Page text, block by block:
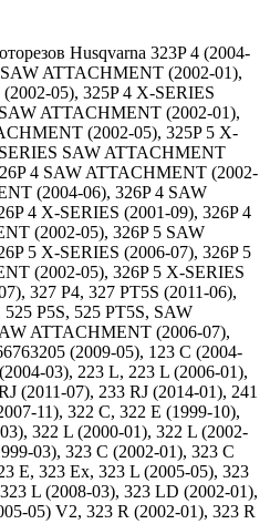
Husqvarna 323P 4 (2004-
ATTACHMENT (2002-01),
05), 325P 4 X-SERIES
ATTACHMENT (2002-01),
(2002-05), 325P 5 X-
SAW ATTACHMENT
4 SAW ATTACHMENT (2002-
(2004-06), 326P 4 SAW
4 X-SERIES (2001-09), 326P 4
(2002-05), 326P 5 SAW
5 X-SERIES (2006-07), 326P 5
(2002-05), 326P 5 X-SERIES
327 P4, 327 PT5S (2011-06),
P5S, 525 PT5S, SAW
ATTACHMENT (2006-07),
(2009-05), 123 C (2004-
03), 223 L, 223 L (2006-01),
(2011-07), 233 RJ (2014-01), 241
11), 322 C, 322 E (1999-10),
322 L (2000-01), 322 L (2002-
03), 323 C (2002-01), 323 C
E, 323 Ex, 323 L (2005-05), 323
L (2008-03), 323 LD (2002-01),
05) V2, 323 R (2002-01), 323 R